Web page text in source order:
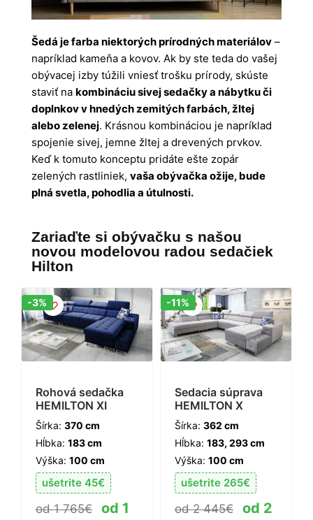
Šedá je farba niektorých prírodných materiálov –
napríklad kameňa a kovov. Ak by ste teda do vašej
obývacej izby túžili vniesť trošku prírody, skúste
staviť na kombináciu sivej sedačky a nábytku či
doplnkov v hnedých zemitých farbách, žltej
alebo zelenej. Krásnou kombináciou je napríklad
spojenie sivej, jemne žltej a drevených prvkov.
Keď k tomuto konceptu pridáte ešte zopár
zelených rastliniek, vaša obývačka ožije, bude
plná svetla, pohodlia a útulnosti.
Zariaďte si obývačku s našou
novou modelovou radou sedačiek
Hilton
Zľava!
-3%
Rohová sedačka
HEMILTON XI
Šírka: 370 cm
Hĺbka: 183 cm
Výška: 100 cm
ušetrite 45€
1 765€
1
Zľava!
-11%
Sedacia súprava
HEMILTON X
Šírka: 362 cm
Hĺbka: 183, 293 cm
Výška: 100 cm
ušetrite 265€
2 445€
2